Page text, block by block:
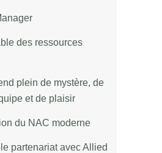
des ressources
plein de mystère, de
et de plaisir
du NAC moderne
partenariat avec Allied